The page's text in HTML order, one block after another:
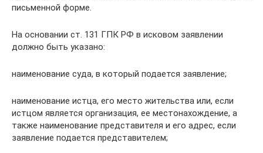
письменной форме.
На основании ст. 131 ГПК РФ в исковом заявлении
должно быть указано:
наименование суда, в который подается заявление;
наименование истца, его место жительства или, если
истцом является организация, ее местонахождение, а
также наименование представителя и его адрес, если
заявление подается представителем;